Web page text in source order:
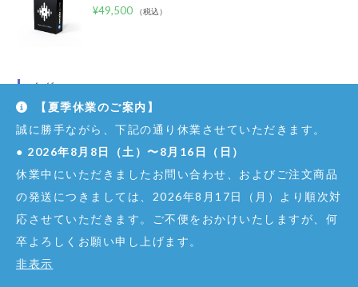
¥49,500 （税込）
タグ
ANGELBIRD BITWIG
BITWIG-STUDIOで良い感じに音楽を作ろう！
BITWIG STUDIO BITWIG STUDIO 2 BITWIG STUDIO 3
BITWIG STUDIO 4 DAW DECKSAVER DEXIBELL
FABFILTER TIPS
FAQ 〜 よくある質問
【夏季休業のご案内】
誠に勝手ながら、下記の通り休業させていただきます。
● 2026年8月8日（土）〜8月16日（日）
休業中にいただきましたお問い合わせ、およびご注文商品
の発送につきましては、2026年8月17日（月）より順次対
応させていただきます。ご不便をおかけいたしますが、何
卒よろしくお願い申し上げます。
非表示